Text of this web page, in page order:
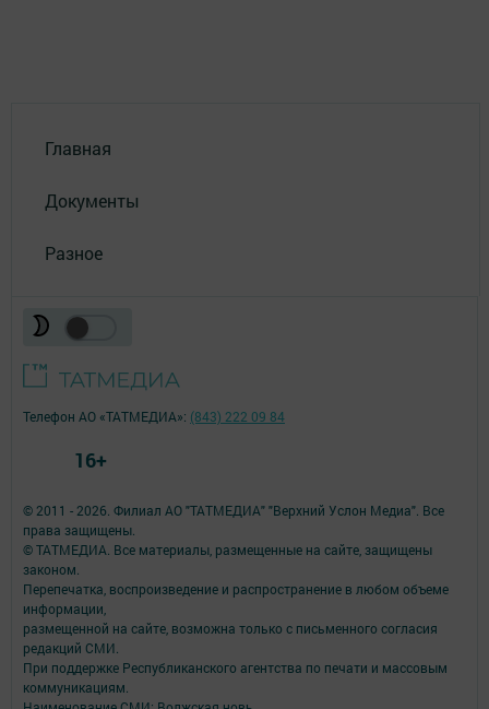
Главная
Документы
Разное
© 2011 - 2026. Филиал АО "ТАТМЕДИА" "Верхний Услон Медиа". Все
права защищены.
© ТАТМЕДИА. Все материалы, размещенные на сайте, защищены
законом.
Перепечатка, воспроизведение и распространение в любом объеме
информации,
размещенной на сайте, возможна только с письменного согласия
редакций СМИ.
При поддержке Республиканского агентства по печати и массовым
коммуникациям.
Телефон АО «ТАТМЕДИА»: (843) 222 09 84
16+